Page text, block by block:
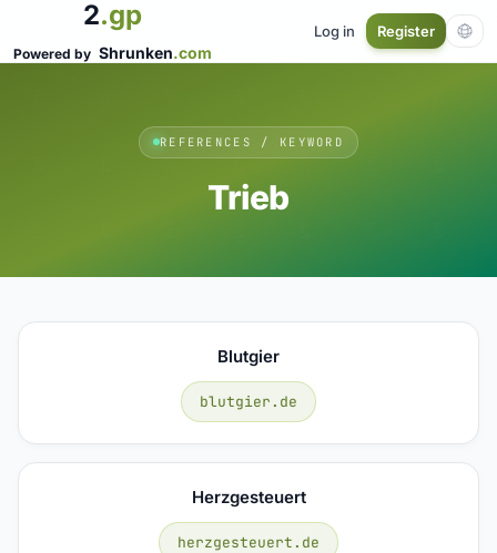
2.gp
Powered by Shrunken.com
Log in Register
REFERENCES / KEYWORD
Trieb
Blutgier
blutgier.de
Herzgesteuert
herzgesteuert.de